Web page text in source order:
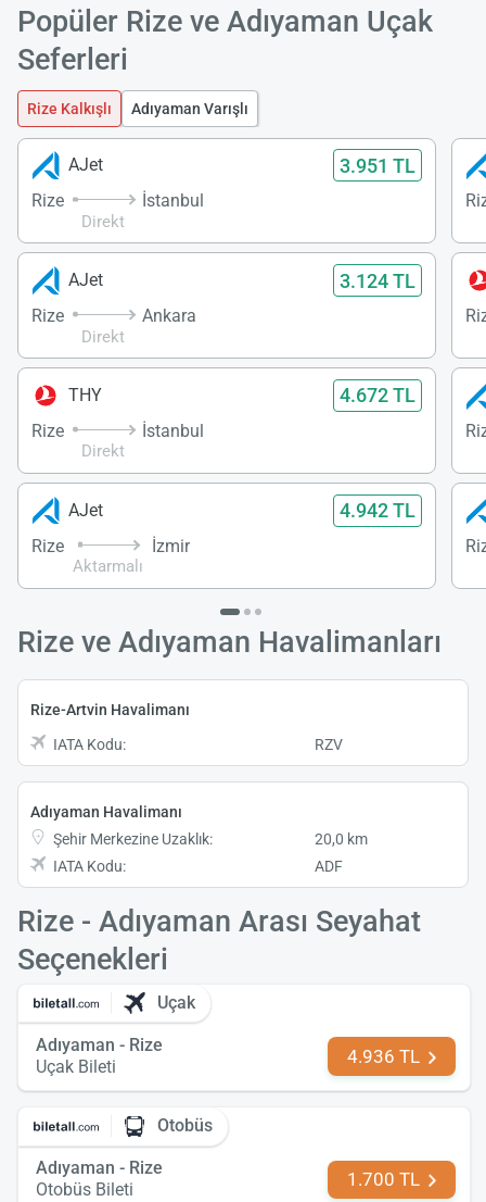
Popüler Rize ve Adıyaman Uçak
Seferleri
Rize Kalkışlı Adıyaman Varışlı
AJet 3.951 TL
Rize
Direkt
İstanbul
AJet 3.124 TL
Rize
Direkt
Ankara
THY 4.672 TL
Rize
Direkt
İstanbul
AJet 4.942 TL
Rize
Aktarmalı
İzmir
Rize ve Adıyaman Havalimanları
Rize-Artvin Havalimanı
IATA Kodu:
RZV
Adıyaman Havalimanı
Şehir Merkezine Uzaklık:
20,0 km
IATA Kodu:
ADF
Rize - Adıyaman Arası Seyahat
Seçenekleri
Uçak
Adıyaman - Rize
Uçak Bileti
4.936 TL
Otobüs
Adıyaman - Rize
Otobüs Bileti
1.700 TL